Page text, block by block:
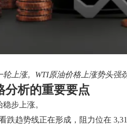
上涨。WTI原油价格上涨势头强
析的重要要点
步上涨。
跌趋势线正在形成，阻力位在